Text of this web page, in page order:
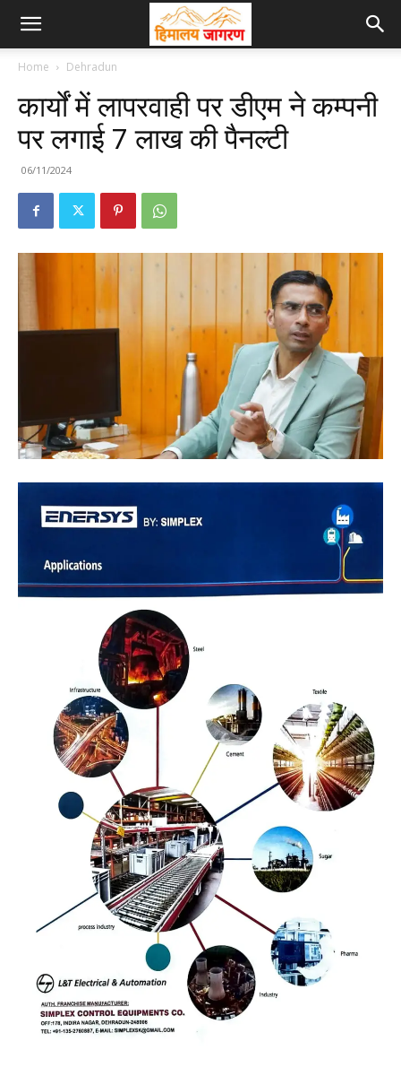
Home Dehradun
कार्यों में लापरवाही पर डीएम ने कम्पनी
पर लगाई 7 लाख की पैनल्टी
06/11/2024